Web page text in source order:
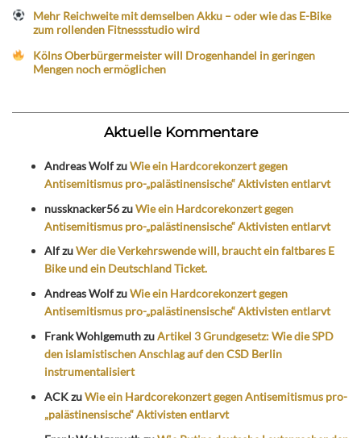
Mehr Reichweite mit demselben Akku – oder wie das E-Bike
zum rollenden Fitnessstudio wird
Kölns Oberbürgermeister will Drogenhandel in geringen
Mengen noch ermöglichen
Aktuelle Kommentare
Andreas WolfzuWie ein Hardcorekonzert gegen
Antisemitismus pro-„palästinensische“ Aktivisten entlarvt
nussknacker56zuWie ein Hardcorekonzert gegen
Antisemitismus pro-„palästinensische“ Aktivisten entlarvt
AlfzuWer die Verkehrswende will, braucht ein faltbares E
Bike und ein Deutschland Ticket.
Andreas WolfzuWie ein Hardcorekonzert gegen
Antisemitismus pro-„palästinensische“ Aktivisten entlarvt
Frank WohlgemuthzuArtikel 3 Grundgesetz: Wie die SPD
den islamistischen Anschlag auf den CSD Berlin
instrumentalisiert
ACKzuWie ein Hardcorekonzert gegen Antisemitismus pro-
„palästinensische“ Aktivisten entlarvt